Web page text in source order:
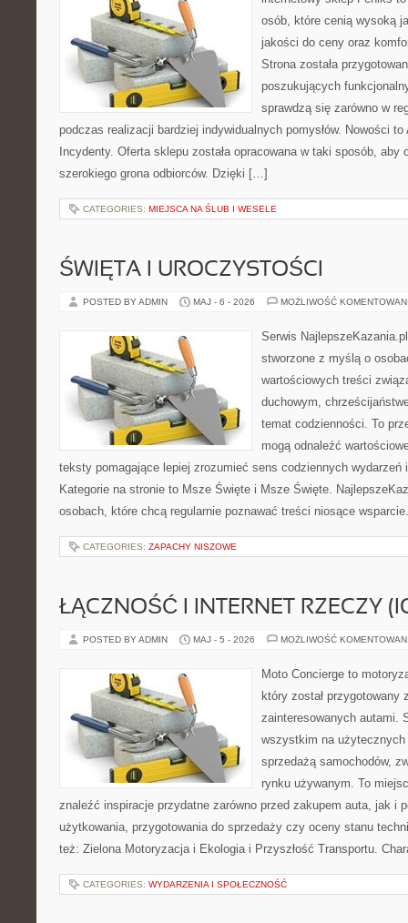
osób, które cenią wysoką
jakości do ceny oraz
Strona została
poszukujących
sprawdzą się zarówno w
podczas realizacji bardziej indywidualnych pomysłów. Nowości
Incydenty. Oferta sklepu została opracowana w taki sposób, aby
szerokiego grona odbiorców. Dzięki […]
CATEGORIES: MIEJSCA NA ŚLUB I WESELE
ŚWIĘTA I UROCZYSTOŚCI
POSTED BY ADMIN MAJ - 6 - 2026 MOŻLIWOŚĆ
Serwis
stworzone z myślą o
wartościowych treści
duchowym,
temat codzienności. To
mogą odnaleźć
teksty pomagające lepiej zrozumieć sens codziennych wydarzeń
Kategorie na stronie to Msze Święte i Msze Święte.
osobach, które chcą regularnie poznawać treści niosące
CATEGORIES: ZAPACHY NISZOWE
ŁĄCZNOŚĆ I INTERNET RZECZY
POSTED BY ADMIN MAJ - 5 - 2026 MOŻLIWOŚĆ
Moto Concierge to
który został przygotowany
zainteresowanych autami.
wszystkim na
sprzedażą samochodów,
rynku używanym. To
znaleźć inspiracje przydatne zarówno przed zakupem auta, jak i
użytkowania, przygotowania do sprzedaży czy oceny stanu
też: Zielona Motoryzacja i Ekologia i Przyszłość Transportu.
CATEGORIES: WYDARZENIA I SPOŁECZNOŚĆ